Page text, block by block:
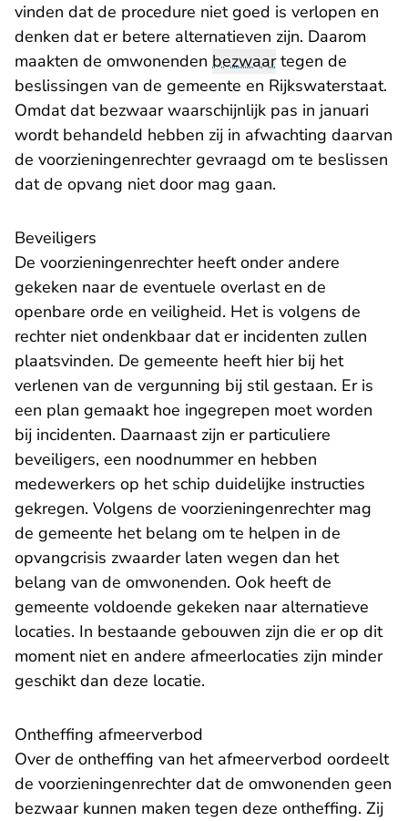
vinden dat de procedure niet goed is verlopen en
denken dat er betere alternatieven zijn. Daarom
maakten de omwonenden bezwaartegen de
beslissingen van de gemeente en Rijkswaterstaat.
Omdat dat bezwaar waarschijnlijk pas in januari
wordt behandeld hebben zij in afwachting daarvan
de voorzieningenrechter gevraagd om te beslissen
dat de opvang niet door mag gaan.
Beveiligers
De voorzieningenrechter heeft onder andere
gekeken naar de eventuele overlast en de
openbare orde en veiligheid. Het is volgens de
rechter niet ondenkbaar dat er incidenten zullen
plaatsvinden. De gemeente heeft hier bij het
verlenen van de vergunning bij stil gestaan. Er is
een plan gemaakt hoe ingegrepen moet worden
bij incidenten. Daarnaast zijn er particuliere
beveiligers, een noodnummer en hebben
medewerkers op het schip duidelijke instructies
gekregen. Volgens de voorzieningenrechter mag
de gemeente het belang om te helpen in de
opvangcrisis zwaarder laten wegen dan het
belang van de omwonenden. Ook heeft de
gemeente voldoende gekeken naar alternatieve
locaties. In bestaande gebouwen zijn die er op dit
moment niet en andere afmeerlocaties zijn minder
geschikt dan deze locatie.
Ontheffing afmeerverbod
Over de ontheffing van het afmeerverbod oordeelt
de voorzieningenrechter dat de omwonenden geen
bezwaar kunnen maken tegen deze ontheffing. Zij